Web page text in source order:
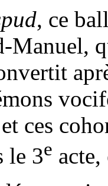
, ce
Manuel,
ces
le 3e